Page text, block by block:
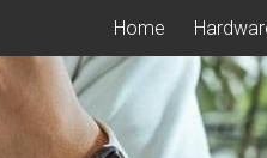
Home